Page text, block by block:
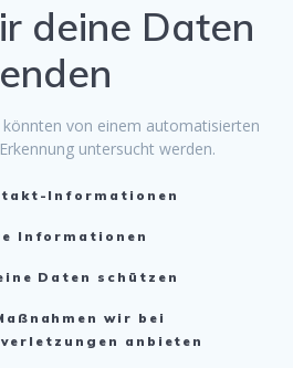
deine Daten
von einem automatisierten
untersucht werden.
Informationen
Informationen
Daten schützen
wir bei
anbieten